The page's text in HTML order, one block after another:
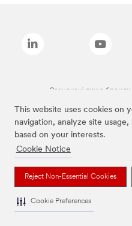
This website uses cookies on
navigation, analyze site
based on your interests.
Cookie Notice
Reject Non-Essential Cookies
Cookie Preferences
Зазначені вище